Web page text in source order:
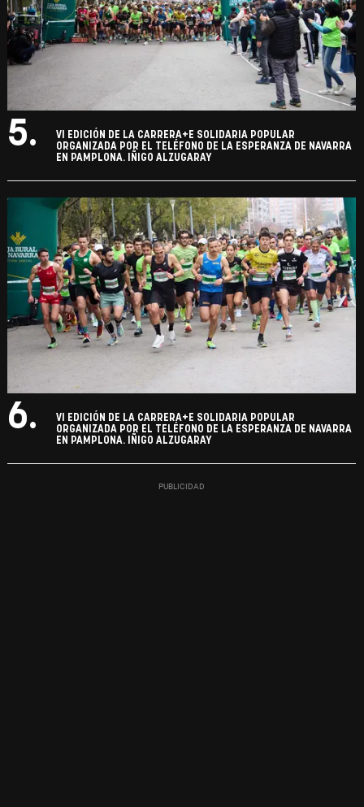
5.
VI EDICIÓN DE LA CARRERA+E SOLIDARIA POPULAR
ORGANIZADA POR EL TELÉFONO DE LA ESPERANZA DE NAVARRA
EN PAMPLONA. IÑIGO ALZUGARAY
6.
VI EDICIÓN DE LA CARRERA+E SOLIDARIA POPULAR
ORGANIZADA POR EL TELÉFONO DE LA ESPERANZA DE NAVARRA
EN PAMPLONA. IÑIGO ALZUGARAY